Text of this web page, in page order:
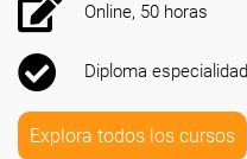
Online, 50 horas
Diploma
Explora todos los cursos